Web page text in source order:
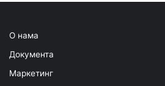
О нама
Документа
Маркетинг